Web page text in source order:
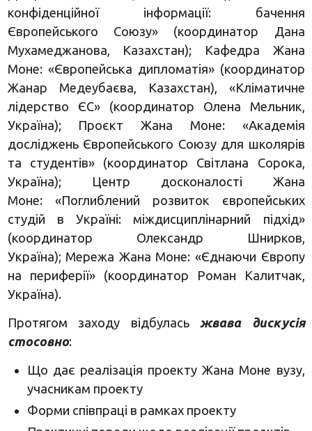
конфіденційної інформації: бачення
Європейського Союзу» (координатор Дана
Мухамеджанова, Казахстан); Кафедра Жана
Моне: «Європейська дипломатія» (координатор
Жанар Медеубаєва, Казахстан), «Кліматичне
лідерство ЄС» (координатор Олена Мельник,
Україна); Проєкт Жана Моне: «Академія
досліджень Європейського Союзу для школярів
та студентів» (координатор Світлана Сорока,
Україна); Центр досконалості Жана
Моне: «Поглиблений розвиток європейських
студій в Україні: міждисциплінарний підхід»
(координатор Олександр Шнирков,
Україна); Мережа Жана Моне: «Єднаючи Європу
на периферії» (координатор Роман Калитчак,
Україна).
Протягом заходу відбулась жвава дискусія
стосовно:
Що дає реалізація проекту Жана Моне вузу,
учасникам проекту
Форми співпраці в рамках проекту